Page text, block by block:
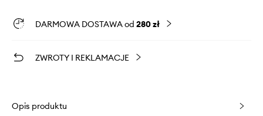
DARMOWA DOSTAWA od 280 zł
ZWROTY I REKLAMACJE
Opis produktu